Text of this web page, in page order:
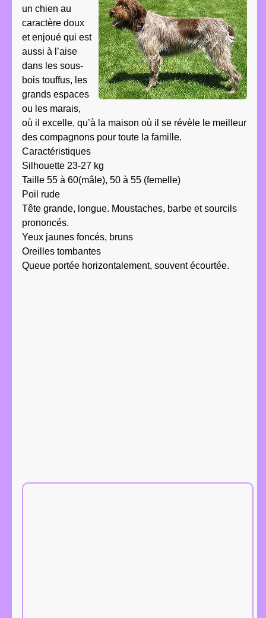
un chien au
caractère doux
et enjoué qui est
aussi à l’aise
dans les sous-
bois touffus, les
grands espaces
ou les marais,
où il excelle, qu’à la maison où il se révèle le meilleur
des compagnons pour toute la famille.
Caractéristiques
Silhouette 23-27 kg
Taille 55 à 60(mâle), 50 à 55 (femelle)
Poil rude
Tête grande, longue. Moustaches, barbe et sourcils
prononcés.
Yeux jaunes foncés, bruns
Oreilles tombantes
Queue portée horizontalement, souvent écourtée.